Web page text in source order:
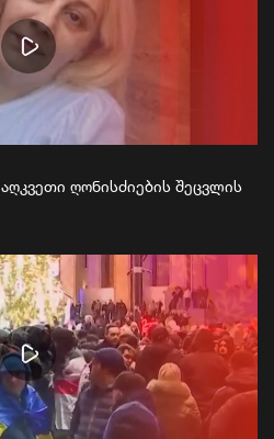
ღონისძიების შეცვლის